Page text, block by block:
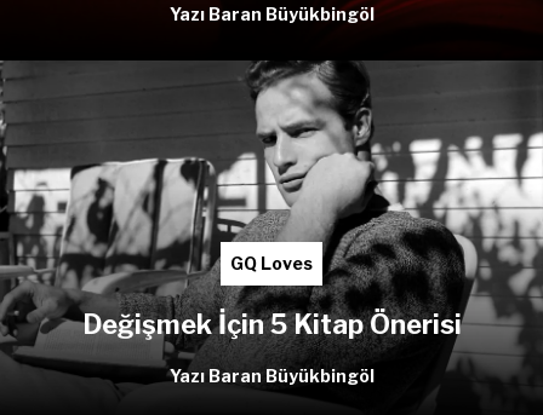
Yazı Baran Büyükbingöl
GQ Loves
Değişmek İçin 5 Kitap Önerisi
Yazı Baran Büyükbingöl